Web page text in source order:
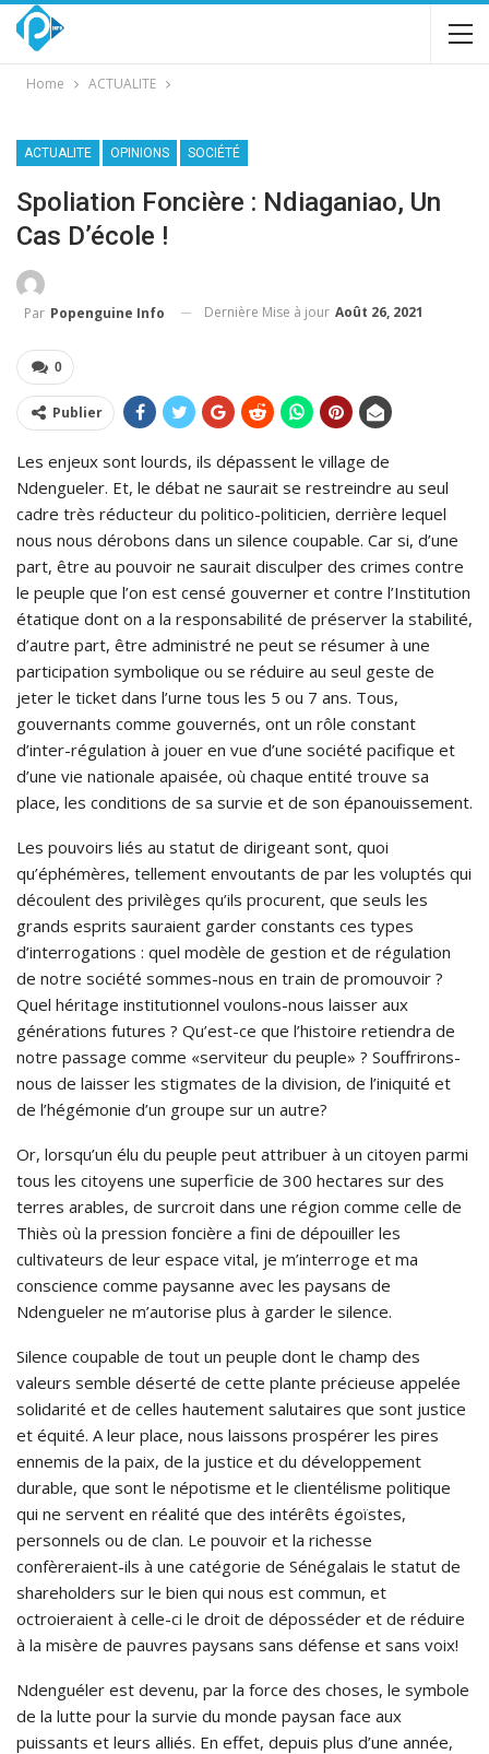
Home ACTUALITE
ACTUALITE OPINIONS SOCIÉTÉ
Spoliation Foncière : Ndiaganiao, Un
Cas D’école !
Par Popenguine Info Dernière Mise à jour Août 26, 2021
0
Publier
Les enjeux sont lourds, ils dépassent le village de
Ndengueler. Et, le débat ne saurait se restreindre au seul
cadre très réducteur du politico-politicien, derrière lequel
nous nous dérobons dans un silence coupable. Car si, d’une
part, être au pouvoir ne saurait disculper des crimes contre
le peuple que l’on est censé gouverner et contre l’Institution
étatique dont on a la responsabilité de préserver la stabilité,
d’autre part, être administré ne peut se résumer à une
participation symbolique ou se réduire au seul geste de
jeter le ticket dans l’urne tous les 5 ou 7 ans. Tous,
gouvernants comme gouvernés, ont un rôle constant
d’inter-régulation à jouer en vue d’une société pacifique et
d’une vie nationale apaisée, où chaque entité trouve sa
place, les conditions de sa survie et de son épanouissement.
Les pouvoirs liés au statut de dirigeant sont, quoi
qu’éphémères, tellement envoutants de par les voluptés qui
découlent des privilèges qu’ils procurent, que seuls les
grands esprits sauraient garder constants ces types
d’interrogations : quel modèle de gestion et de régulation
de notre société sommes-nous en train de promouvoir ?
Quel héritage institutionnel voulons-nous laisser aux
générations futures ? Qu’est-ce que l’histoire retiendra de
notre passage comme «serviteur du peuple» ? Souffrirons-
nous de laisser les stigmates de la division, de l’iniquité et
de l’hégémonie d’un groupe sur un autre?
Or, lorsqu’un élu du peuple peut attribuer à un citoyen parmi
tous les citoyens une superficie de 300 hectares sur des
terres arables, de surcroit dans une région comme celle de
Thiès où la pression foncière a fini de dépouiller les
cultivateurs de leur espace vital, je m’interroge et ma
conscience comme paysanne avec les paysans de
Ndengueler ne m’autorise plus à garder le silence.
Silence coupable de tout un peuple dont le champ des
valeurs semble déserté de cette plante précieuse appelée
solidarité et de celles hautement salutaires que sont justice
et équité. A leur place, nous laissons prospérer les pires
ennemis de la paix, de la justice et du développement
durable, que sont le népotisme et le clientélisme politique
qui ne servent en réalité que des intérêts égoïstes,
personnels ou de clan. Le pouvoir et la richesse
confèreraient-ils à une catégorie de Sénégalais le statut de
shareholders sur le bien qui nous est commun, et
octroieraient à celle-ci le droit de déposséder et de réduire
à la misère de pauvres paysans sans défense et sans voix!
Ndenguéler est devenu, par la force des choses, le symbole
de la lutte pour la survie du monde paysan face aux
puissants et leurs alliés. En effet, depuis plus d’une année,